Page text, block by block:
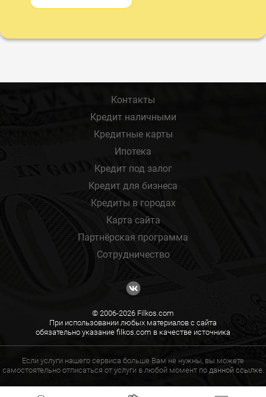
Контакты
Кредит наличными
Кредитные карты
Ипотека
Кредит под залог
Кредит для бизнеса
Кредиты в городах
Карта сайта
Партнёрская программа
Сотрудничество
© 2006-2026 Filkos.com
При использовании любых материалов с сайта
обязательно указание filkos.com в качестве источника
Если услуги нашего сервиса больше Вам не нужны, вы можете
самостоятельно отписаться от услуги в любой момент по данной ссылке.